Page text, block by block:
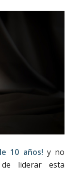
10 años! y no
liderar esta